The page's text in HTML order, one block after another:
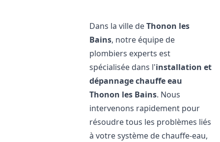
Dans la ville deThonon les
Bains, notre équipe de
plombiers experts est
spécialisée dans l'installation et
dépannage chauffe eau
Thonon les Bains. Nous
intervenons rapidement pour
résoudre tous les problèmes liés
à votre système de chauffe-eau,